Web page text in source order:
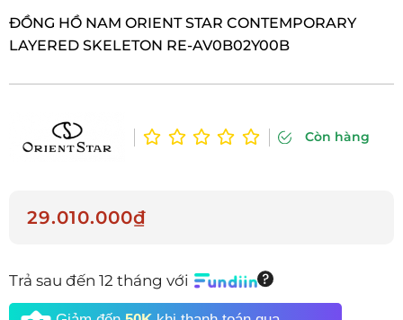
ĐỒNG HỒ NAM ORIENT STAR CONTEMPORARY
LAYERED SKELETON RE-AV0B02Y00B
Còn hàng
29.010.000₫
Trả sau đến 12 tháng với